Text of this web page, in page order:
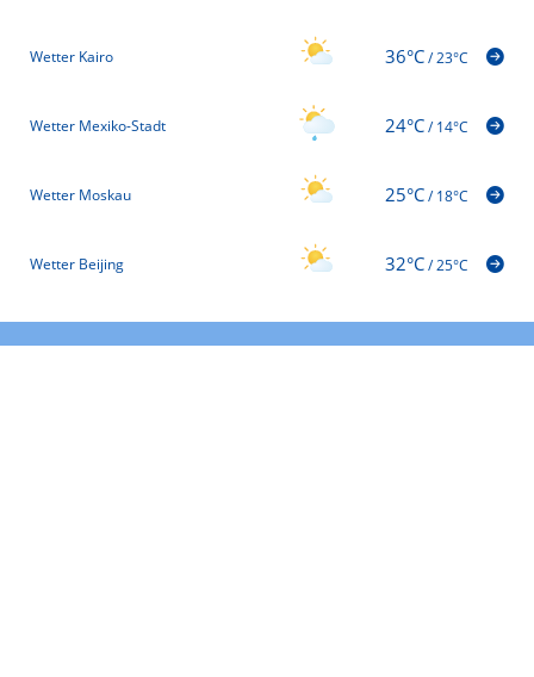
Wetter Kairo 36°C/23°C
Wetter Mexiko-Stadt 24°C/14°C
Wetter Moskau 25°C/18°C
Wetter Beijing 32°C/25°C